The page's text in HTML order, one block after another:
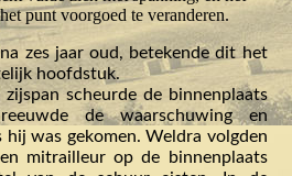
punt voorgoed te veranderen.
zes jaar oud, betekende dit het
hoofdstuk.
scheurde de binnenplaats
de waarschuwing en
hij was gekomen. Weldra volgden
mitrailleur op de binnenplaats